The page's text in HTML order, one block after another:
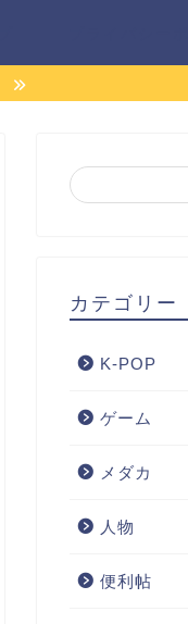
カテゴリー
K-POP
ゲーム
メダカ
人物
便利帖